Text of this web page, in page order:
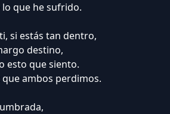
que he sufrido.
si estás tan dentro,
destino,
esto que siento.
que ambos perdimos.